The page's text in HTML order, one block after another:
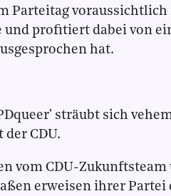
Parteitag voraussichtlich
und profitiert dabei von
hat.
sträubt sich
CDU.
vom CDU-
erweisen ihrer